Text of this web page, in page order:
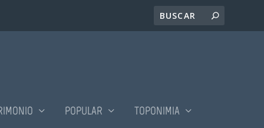
POPULAR TOPONIMIA